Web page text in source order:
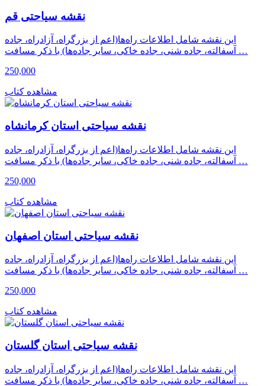
نقشه سیاحتی قم
این نقشه شامل اطلاعات راه‌ها(اعم از بزرگراه، آزادراه، جاده
آسفالته، جاده شنی، جاده خاکی، سایر جاده‌ها) با ذکر مسافت …
250,000
مشاهده کتاب
نقشه سیاحتی استان کرمانشاه
این نقشه شامل اطلاعات راه‌ها(اعم از بزرگراه، آزادراه، جاده
آسفالته، جاده شنی، جاده خاکی، سایر جاده‌ها) با ذکر مسافت …
250,000
مشاهده کتاب
نقشه سیاحتی استان اصفهان
این نقشه شامل اطلاعات راه‌ها(اعم از بزرگراه، آزادراه، جاده
آسفالته، جاده شنی، جاده خاکی، سایر جاده‌ها) با ذکر مسافت …
250,000
مشاهده کتاب
نقشه سیاحتی استان گلستان
این نقشه شامل اطلاعات راه‌ها(اعم از بزرگراه، آزادراه، جاده
آسفالته، جاده شنی، جاده خاکی، سایر جاده‌ها) با ذکر مسافت …